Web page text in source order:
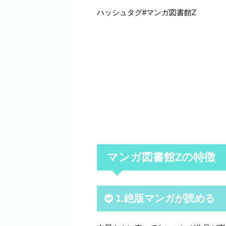
ハッシュタグ#マンガ図書館Z
マンガ図書館Zの特徴
1.絶版マンガが読める